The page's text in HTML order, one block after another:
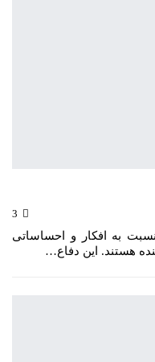
به افکار و احساساتی
هستند. این دفاع…